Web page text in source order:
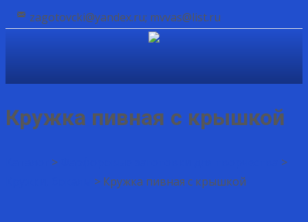
zagotovcki@yandex.ru; mvvas@list.ru
Кружка пивная с крышкой
>
>
> Кружка пивная с крышкой